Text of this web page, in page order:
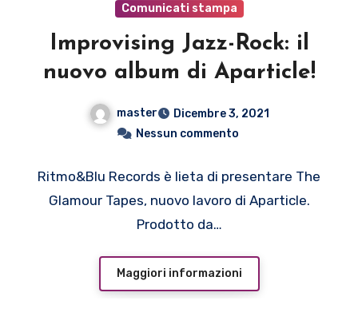
Comunicati stampa
Improvising Jazz-Rock: il
nuovo album di Aparticle!
master
Dicembre 3, 2021
Nessun commento
Ritmo&Blu Records è lieta di presentare The
Glamour Tapes, nuovo lavoro di Aparticle.
Prodotto da…
Maggiori informazioni